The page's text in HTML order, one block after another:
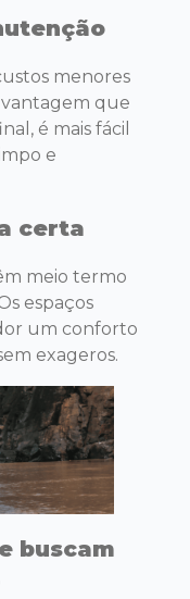
menores
que
é mais fácil
e
certa
meio termo
espaços
um conforto
exageros.
buscam